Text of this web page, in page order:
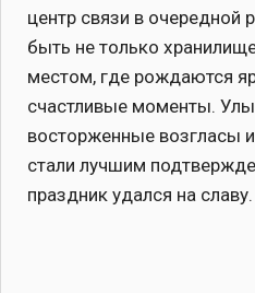
центр связи в очередной
быть не только
местом, где рождаются
счастливые моменты.
восторженные возгласы
стали лучшим
праздник удался на славу.